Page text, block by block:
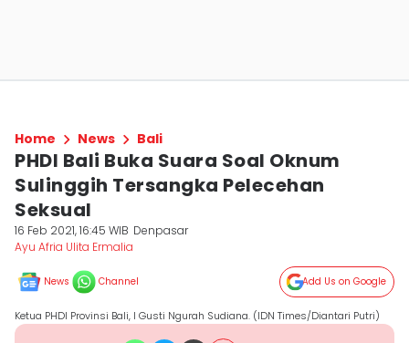
Home News Bali
PHDI Bali Buka Suara Soal Oknum
Sulinggih Tersangka Pelecehan
Seksual
16 Feb 2021, 16:45 WIB Denpasar
Ayu Afria Ulita Ermalia
News Channel Add Us on Google
Ketua PHDI Provinsi Bali, I Gusti Ngurah Sudiana. (IDN Times/Diantari Putri)